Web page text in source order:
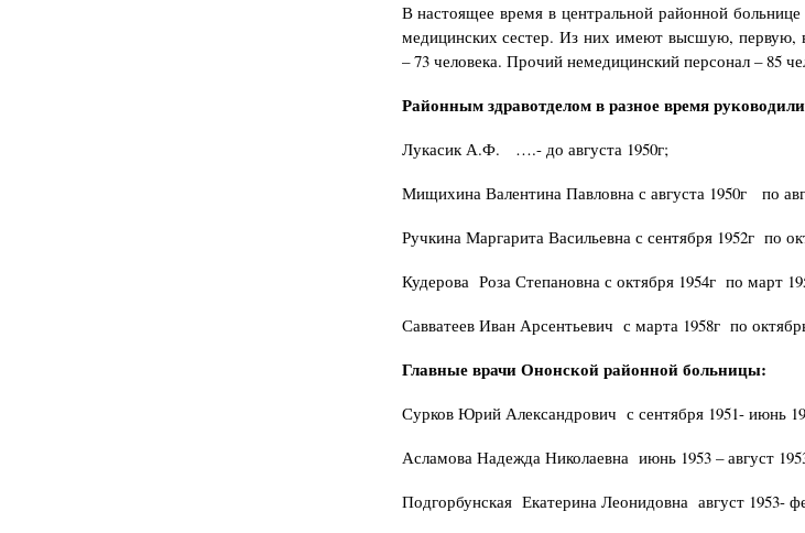
В настоящее время в центральной районной
медицинских сестер. Из них имеют высшую, первую,
– 73 человека. Прочий немедицинский персонал – 85
Районным здравотделом в разное время
Лукасик А.Ф. ….- до августа 1950г;
Мищихина Валентина Павловна с августа 1950г по
Ручкина Маргарита Васильевна с сентября 1952г по
Кудерова Роза Степановна с октября 1954г по март
Савватеев Иван Арсентьевич с марта 1958г по
Главные врачи Ононской районной больницы:
Сурков Юрий Александрович с сентября 1951- июнь
Асламова Надежда Николаевна июнь 1953 – август
Подгорбунская Екатерина Леонидовна август 1953-